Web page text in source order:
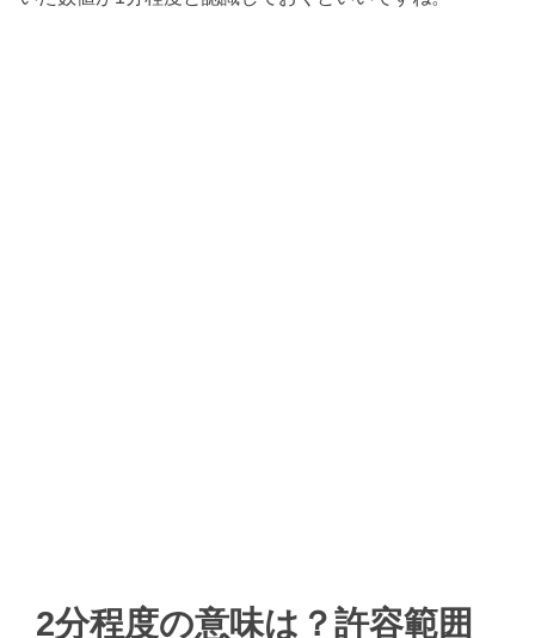
2分程度の意味は？許容範囲